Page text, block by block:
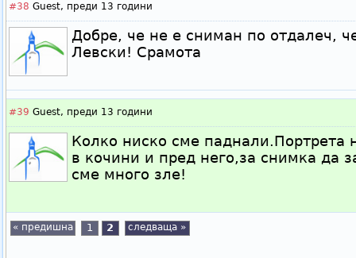
#38 Guest, преди 13 години
Добре, че не е сниман по отдалеч,
Левски! Срамота
#39 Guest, преди 13 години
Колко ниско сме паднали.Портрета
в кочини и пред него,за снимка да
сме много зле!
« предишна 1 2 следваща »